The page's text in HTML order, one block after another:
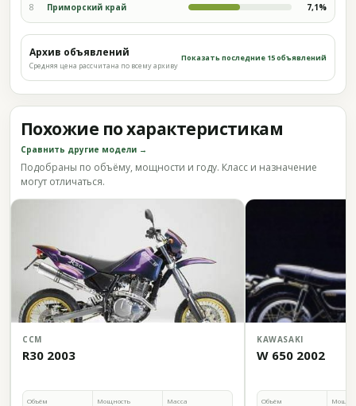
8 Приморский край 7,1%
Архив объявлений
Средняя цена рассчитана по всему архиву
Показать последние 15 объявлений
Похожие по характеристикам
Сравнить другие модели →
Подобраны по объёму, мощности и году. Класс и назначение
могут отличаться.
CCM
R30 2003
Объём Мощность Масса
KAWASAKI
W 650 2002
Объём